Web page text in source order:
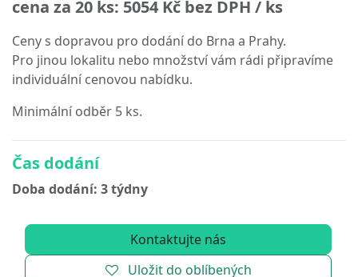
cena za 20 ks: 5054 Kč bez DPH / ks
Ceny s dopravou pro dodání do Brna a Prahy.
Pro jinou lokalitu nebo množství vám rádi připravíme
individuální cenovou nabídku.
Minimální odběr 5 ks.
Čas dodání
Doba dodání: 3 týdny
Kontaktujte nás
Uložit do oblíbených